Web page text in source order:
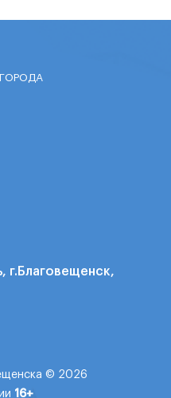
г.Благовещенск,
© 2026
16+